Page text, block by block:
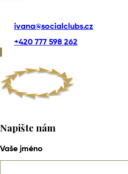
ivana@socialclubs.cz
+420 777 598 262
Napište nám
Vaše jméno